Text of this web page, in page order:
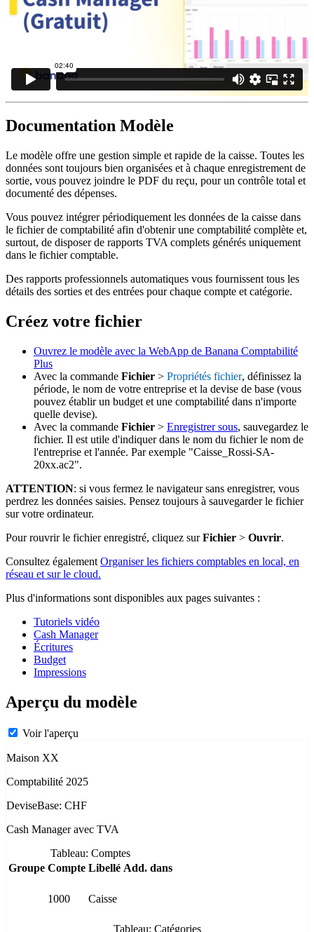
Documentation Modèle
Le modèle offre une gestion simple et rapide de la caisse. Toutes les
données sont toujours bien organisées et à chaque enregistrement de
sortie, vous pouvez joindre le PDF du reçu, pour un contrôle total et
documenté des dépenses.
Vous pouvez intégrer périodiquement les données de la caisse dans
le fichier de comptabilité afin d'obtenir une comptabilité complète et,
surtout, de disposer de rapports TVA complets générés uniquement
dans le fichier comptable.
Des rapports professionnels automatiques vous fournissent tous les
détails des sorties et des entrées pour chaque compte et catégorie.
Créez votre fichier
Ouvrez le modèle avec la WebApp de Banana Comptabilité
Plus
Avec la commande Fichier > Propriétés fichier, définissez la
période, le nom de votre entreprise et la devise de base (vous
pouvez établir un budget et une comptabilité dans n'importe
quelle devise).
Avec la commande Fichier > Enregistrer sous, sauvegardez le
fichier. Il est utile d'indiquer dans le nom du fichier le nom de
l'entreprise et l'année. Par exemple "Caisse_Rossi-SA-
20xx.ac2".
ATTENTION: si vous fermez le navigateur sans enregistrer, vous
perdrez les données saisies. Pensez toujours à sauvegarder le fichier
sur votre ordinateur.
Pour rouvrir le fichier enregistré, cliquez surFichier > Ouvrir.
Consultez également Organiser les fichiers comptables en local, en
réseau et sur le cloud.
Plus d'informations sont disponibles aux pages suivantes :
Tutoriels vidéo
Cash Manager
Écritures
Budget
Impressions
Aperçu du modèle
Voir l'aperçu
Maison XX
Comptabilité 2025
DeviseBase: CHF
Cash Manager avec TVA
Tableau: Comptes
Groupe Compte Libellé Add. dans
1000 Caisse
Tableau: Catégories